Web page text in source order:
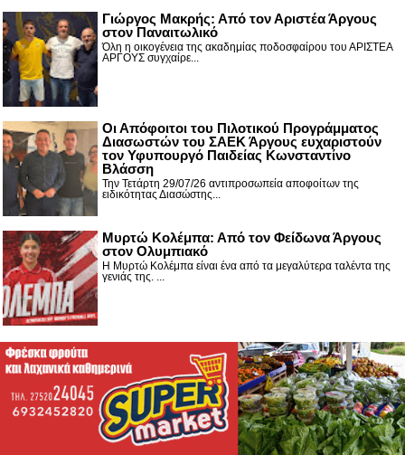
Γιώργος Μακρής: Από τον Αριστέα Άργους
στον Παναιτωλικό
Όλη η οικογένεια της ακαδημίας ποδοσφαίρου του ΑΡΙΣΤΕΑ
ΑΡΓΟΥΣ συγχαίρε...
Οι Απόφοιτοι του Πιλοτικού Προγράμματος
Διασωστών του ΣΑΕΚ Άργους ευχαριστούν
τον Υφυπουργό Παιδείας Κωνσταντίνο
Βλάσση
Την Τετάρτη 29/07/26 αντιπροσωπεία αποφοίτων της
ειδικότητας Διασώστης...
Μυρτώ Κολέμπα: Από τον Φείδωνα Άργους
στον Ολυμπιακό
Η Μυρτώ Κολέμπα είναι ένα από τα μεγαλύτερα ταλέντα της
γενιάς της. ...